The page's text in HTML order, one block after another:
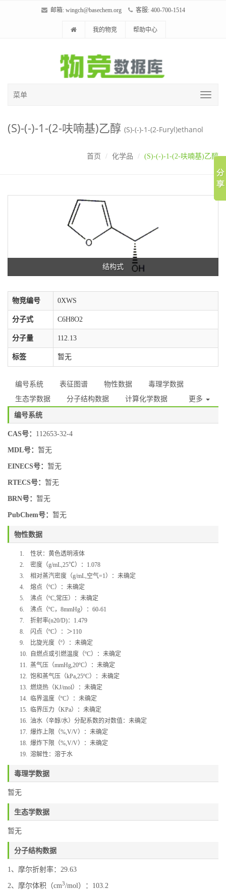
邮箱: wingch@basechem.org 客服: 400-700-1514
我的物竞 帮助中心
菜单
(S)-(-)-1-(2-呋喃基)乙醇 (S)-(-)-1-(2-Furyl)ethanol
首页 化学品 (S)-(-)-1-(2-呋喃基)乙醇
结构式
物竞编号 0XWS
分子式 C6H8O2
分子量 112.13
标签 暂无
编号系统 表征图谱 物性数据
毒理学数据
生态学数据
分子结构数据 计算化学数据 更多
编号系统
CAS号： 112653-32-4
MDL号： 暂无
EINECS号： 暂无
RTECS号： 暂无
BRN号： 暂无
PubChem号： 暂无
物性数据
1.
性状：黄色透明液体
2.
密度（g/mL,25℃）： 1.078
3.
相对蒸汽密度（g/mL,空气=1）：未确定
4.
熔点（ºC）：未确定
5.
沸点（ºC,常压）：未确定
6.
沸点（ºC， 8mmHg）： 60-61
7.
折射率(n20/D)： 1.479
8.
闪点（ºC）：＞110
9.
比旋光度（º）：未确定
10.
自燃点或引燃温度（ºC）：未确定
11. 蒸气压（mmHg,20ºC）：未确定
12. 饱和蒸气压（kPa,25ºC）：未确定
13. 燃烧热（KJ/mol）：未确定
14. 临界温度（ºC）：未确定
15. 临界压力（KPa）：未确定
16. 油水（辛醇/水）分配系数的对数值：未确定
17. 爆炸上限（%,V/V）：未确定
18. 爆炸下限（%,V/V）：未确定
19. 溶解性：溶于水
毒理学数据
暂无
生态学数据
暂无
分子结构数据
1、摩尔折射率：29.63
2、摩尔体积（cm3/mol）：103.2